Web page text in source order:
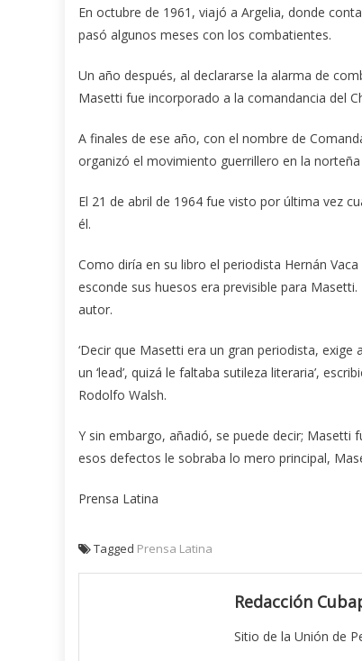
En octubre de 1961, viajó a Argelia, donde
pasó algunos meses con los combatientes.
Un año después, al declararse la alarma de
Masetti fue incorporado a la comandancia del
A finales de ese año, con el nombre de
organizó el movimiento guerrillero en la norteña
El 21 de abril de 1964 fue visto por última vez
él.
Como diría en su libro el periodista Hernán
esconde sus huesos era previsible para
autor.
‘Decir que Masetti era un gran periodista,
un ‘lead’, quizá le faltaba sutileza literaria’,
Rodolfo Walsh.
Y sin embargo, añadió, se puede decir; Masetti
esos defectos le sobraba lo mero principal,
Prensa Latina
Tagged Prensa Latina
Redacción
Sitio de la Unión de